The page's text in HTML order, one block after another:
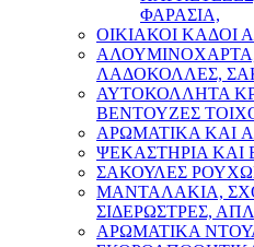
ΦΑΡΑΣΙΑ,
ΟΙΚΙΑΚΟΙ ΚΑΔΟΙ
ΛΑΔΟΚΟΛΛΕΣ,
ΑΥΤΟΚΟΛΛΗΤΑ
ΒΕΝΤΟΥΖΕΣ
ΑΡΩΜΑΤΙΚΑ KAI
ΨΕΚΑΣΤΗΡΙΑ ΚΑΙ
ΣΑΚΟΥΛΕΣ
ΜΑΝΤΑΛΑΚΙΑ,
ΣΙΔΕΡΩΣΤΡΕΣ,
ΑΡΩΜΑΤΙΚΑ